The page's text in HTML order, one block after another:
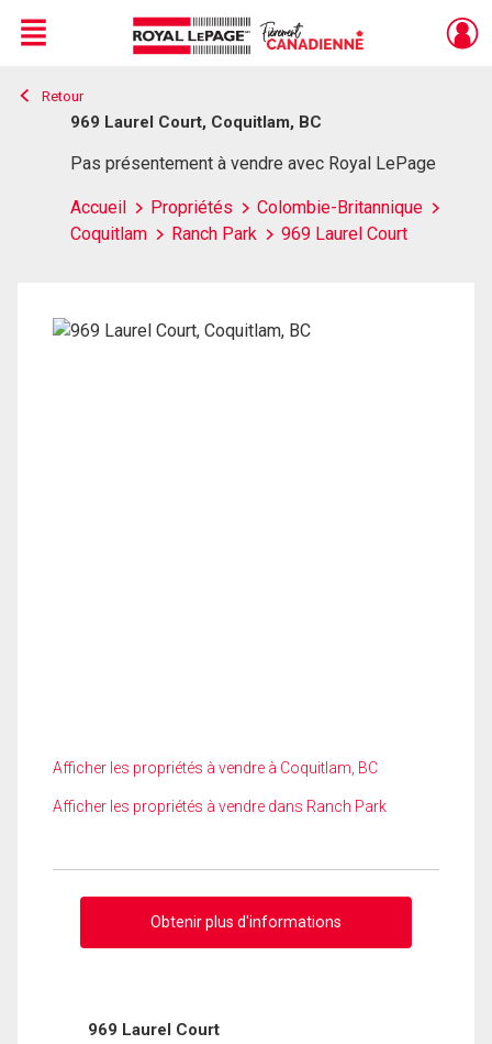
Live
En Direct
Menu
Retour
969 Laurel Court, Coquitlam, BC
Pas présentement à vendre avec Royal LePage
Accueil Propriétés
Colombie-Britannique
Coquitlam
Ranch Park 969 Laurel Court
Afficher les propriétés à vendre à Coquitlam, BC
Afficher les propriétés à vendre dans Ranch Park
Obtenir plus d'informations
969 Laurel Court